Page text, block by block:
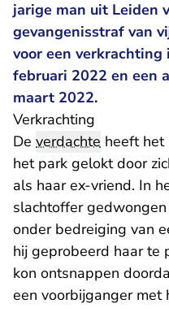
jarige man uit Leiden
gevangenisstraf van
voor een verkrachting
februari 2022 en een
maart 2022.
Verkrachting
De verdachte heeft
het park gelokt door
als haar ex-vriend. In
slachtoffer
onder bedreiging van
hij geprobeerd haar te
kon ontsnappen
een voorbijganger met